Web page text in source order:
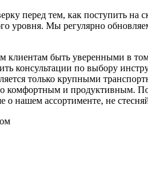
перед тем, как поступить
Мы регулярно
быть уверенными в
консультации по выбору
только крупными
комфортным и продуктивным.
о нашем ассортименте, не